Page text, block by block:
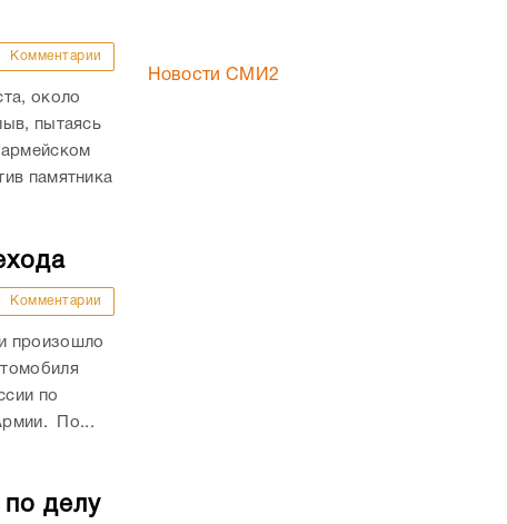
Комментарии
около
пытаясь
памятника
Комментарии
произошло
по
По...
делу
Новости СМИ2